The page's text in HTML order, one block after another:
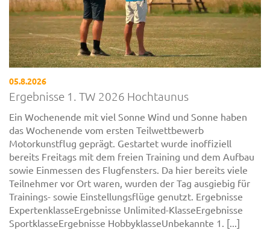
05.8.2026
Ergebnisse 1. TW 2026 Hochtaunus
Ein Wochenende mit viel Sonne Wind und Sonne haben
das Wochenende vom ersten Teilwettbewerb
Motorkunstflug geprägt. Gestartet wurde inoffiziell
bereits Freitags mit dem freien Training und dem Aufbau
sowie Einmessen des Flugfensters. Da hier bereits viele
Teilnehmer vor Ort waren, wurden der Tag ausgiebig für
Trainings- sowie Einstellungsflüge genutzt. Ergebnisse
ExpertenklasseErgebnisse Unlimited-KlasseErgebnisse
SportklasseErgebnisse HobbyklasseUnbekannte 1. [...]